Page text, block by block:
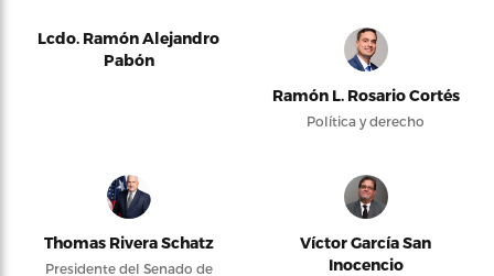
Lcdo. Ramón Alejandro
Pabón
Ramón L. Rosario Cortés
Política y derecho
Thomas Rivera Schatz
Presidente del Senado de
Víctor García San
Inocencio